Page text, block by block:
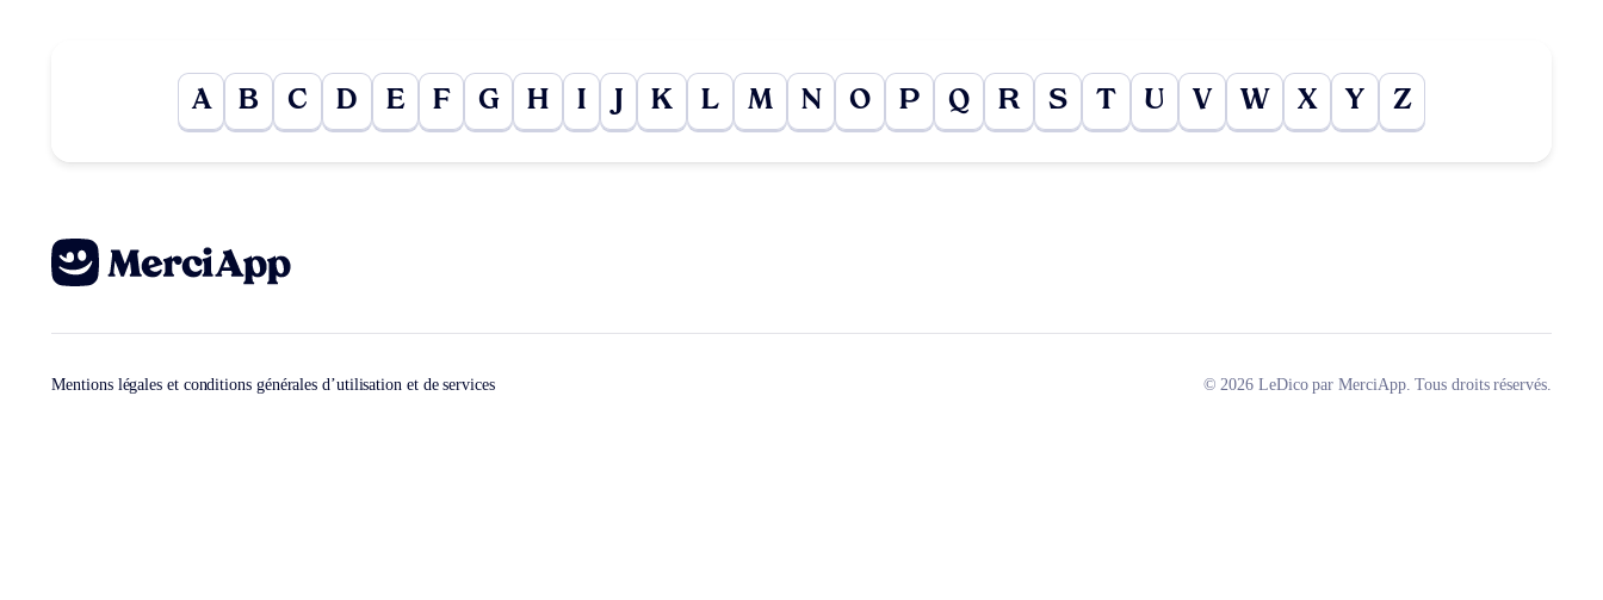
A B C D E F G H I K L M N O P Q R S T U V W X Y Z
Mentions légales et conditions générales d’utilisation et de services © 2026 LeDico par MerciApp. Tous droits réservés.